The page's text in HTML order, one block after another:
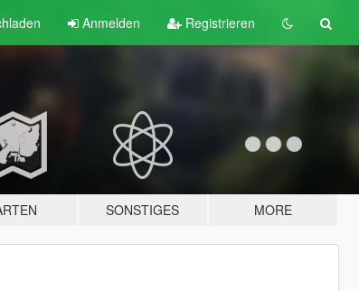
Anmelden Registrieren
SONSTIGES MORE